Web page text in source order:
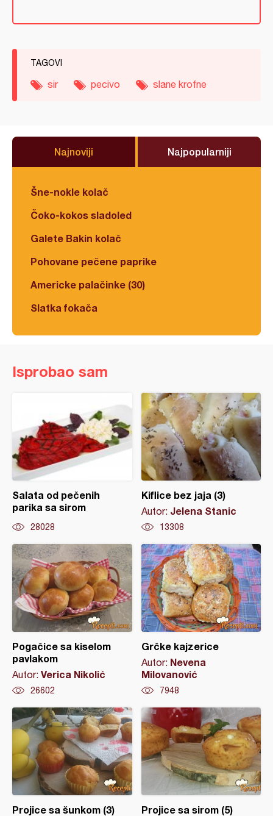
TAGOVI
sir pecivo slane krofne
Najnoviji Najpopularniji
Šne-nokle kolač
Čoko-kokos sladoled
Galete Bakin kolač
Pohovane pečene paprike
Americke palačinke (30)
Slatka fokača
Isprobao sam
Salata od pečenih
parika sa sirom
28028
Kiflice bez jaja (3)
Autor: Jelena Stanic
13308
Pogačice sa kiselom
pavlakom
Autor: Verica Nikolić
26602
Grčke kajzerice
Autor: Nevena
Milovanović
7948
Projice sa šunkom (3) Projice sa sirom (5)